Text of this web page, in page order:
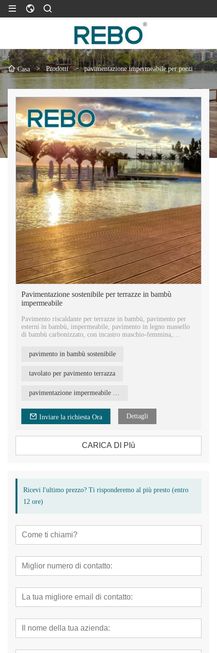
Casa > Prodotti > pavimentazione impermeabile per ponti
Pavimentazione sostenibile per terrazze in bambù
impermeabile
Pavimento riscaldante per terrazze in bambù, pavimento per
esterni in bambù, impermeabile, pavimento in legno massello
di bambù carbonizzato, con incastro maschio-femmina,
Pavimentazione esterna in bambù composito ingegnerizzato
sostenibile per deck in bambù per la costruzione di hotel club.
Pannello per pavimentazione in materiale da costruzione in
bambù per esterni, utilizzabile su una faccia e con scanalature
inossidabile.
pavimento in bambù sostenibile
tavolato per pavimento terrazza
pavimentazione impermeabile per ponti
Inviare la richiesta Ora Dettagli
CARICA DI PIù
Ricevi l'ultimo prezzo? Ti risponderemo al più presto (entro
12 ore)